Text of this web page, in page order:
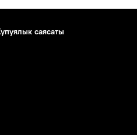
саясаты